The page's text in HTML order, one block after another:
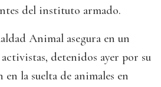
del instituto armado.
Animal asegura en un
detenidos ayer por su
la suelta de animales en